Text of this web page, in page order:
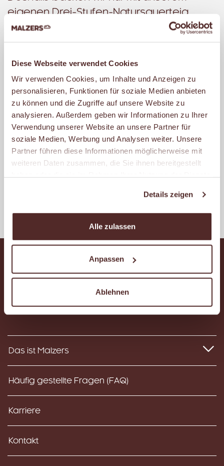
Diese Webseite verwendet Cookies
Wir verwenden Cookies, um Inhalte und Anzeigen zu
personalisieren, Funktionen für soziale Medien anbieten
zu können und die Zugriffe auf unsere Website zu
analysieren. Außerdem geben wir Informationen zu Ihrer
Verwendung unserer Website an unsere Partner für
soziale Medien, Werbung und Analysen weiter. Unsere
Partner führen diese Informationen möglicherweise mit
weiteren Daten zusammen, die Sie ihnen bereitgestellt
Details zeigen
Alle zulassen
Anpassen
Ablehnen
eigenen Drei-Stufen-Natursauerteig.
Unsere erfahrenen Bäckermeister
kontrollieren ständig Gär- und
Filialen, damit sie immer außen knusprig
und innen saftig sind.
Aus über 40 unterschiedlichen Brotsorten
findest Du Deinen ganz persönlichen
Genussmoment.
Das ist Malzers
Häufig gestellte Fragen (FAQ)
Karriere
Kontakt